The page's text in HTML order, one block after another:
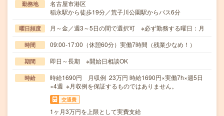
勤務地
名古屋市港区
稲永駅から徒歩19分／荒子川公園駅からバス6分
曜日頻度 月～金／週3～5日の間で選択可 ※必ず勤務する曜日：月
時間 09:00-17:00（休憩60分）実働7時間（残業少なめ！）
期間 即日～長期 ※開始日相談OK
時給
時給1690円 月収例 23万円 時給1690円×実働7h×週5日
×4週 ※月収例を保証するものではありません。
交通費
1ヶ月3万円を上限として実費支給